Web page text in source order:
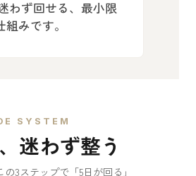
わず回せる、最小限
組みです。
SYSTEM
迷わず整う
3ステップで「5日が回る」